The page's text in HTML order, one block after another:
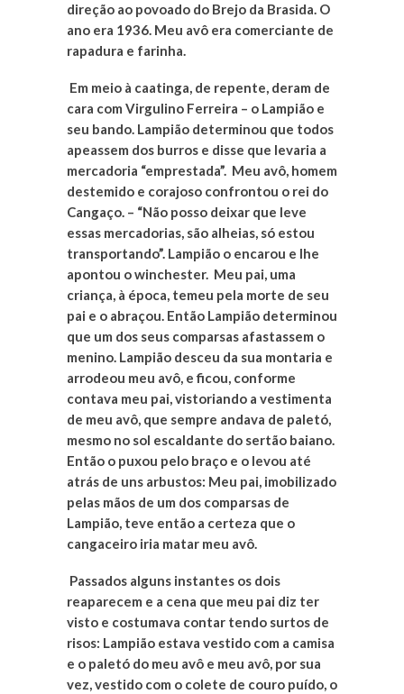
direção ao povoado do Brejo da Brasida. O
ano era 1936. Meu avô era comerciante de
rapadura e farinha.
Em meio à caatinga, de repente, deram de
cara com Virgulino Ferreira – o Lampião e
seu bando. Lampião determinou que todos
apeassem dos burros e disse que levaria a
mercadoria “emprestada”. Meu avô, homem
destemido e corajoso confrontou o rei do
Cangaço. – “Não posso deixar que leve
essas mercadorias, são alheias, só estou
transportando”. Lampião o encarou e lhe
apontou o winchester. Meu pai, uma
criança, à época, temeu pela morte de seu
pai e o abraçou. Então Lampião determinou
que um dos seus comparsas afastassem o
menino. Lampião desceu da sua montaria e
arrodeou meu avô, e ficou, conforme
contava meu pai, vistoriando a vestimenta
de meu avô, que sempre andava de paletó,
mesmo no sol escaldante do sertão baiano.
Então o puxou pelo braço e o levou até
atrás de uns arbustos: Meu pai, imobilizado
pelas mãos de um dos comparsas de
Lampião, teve então a certeza que o
cangaceiro iria matar meu avô.
Passados alguns instantes os dois
reaparecem e a cena que meu pai diz ter
visto e costumava contar tendo surtos de
risos: Lampião estava vestido com a camisa
e o paletó do meu avô e meu avô, por sua
vez, vestido com o colete de couro puído, o